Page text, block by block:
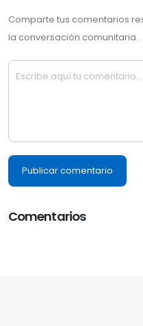
Comparte tus comentarios
la conversación comunitaria.
Publicar comentario
Comentarios